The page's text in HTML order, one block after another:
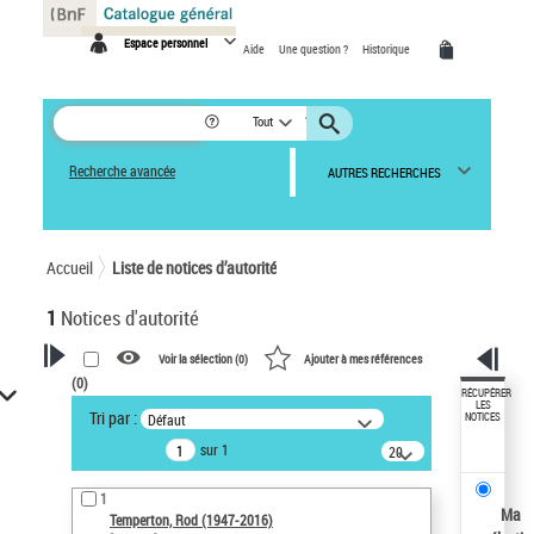
Espace personnel Aide Une question ? Historique
Tout
Recherche avancée AUTRES RECHERCHES
Accueil Liste de notices d’autorité
1 Notices d'autorité
VOTRE RECHERCHE
Recherche avancée dans les
notices d’autorité
Œuvres liées à l'auteur :
Temperton, Rod (1947-2016)
Voir la sélection (0) Ajouter à mes références
(0)
Tri par : Défaut
sur 1
20
résultats/page
1
Temperton, Rod (1947-2016)
RÉCUPÉRER
LES
NOTICES
Ma
Panneau de gestion des cookies